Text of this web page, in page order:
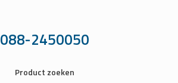
088-2450050
Product zoeken